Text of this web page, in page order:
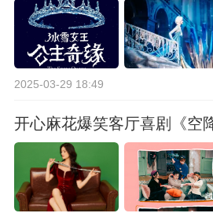
2025-03-29 18:49
开心麻花爆笑客厅喜剧《空